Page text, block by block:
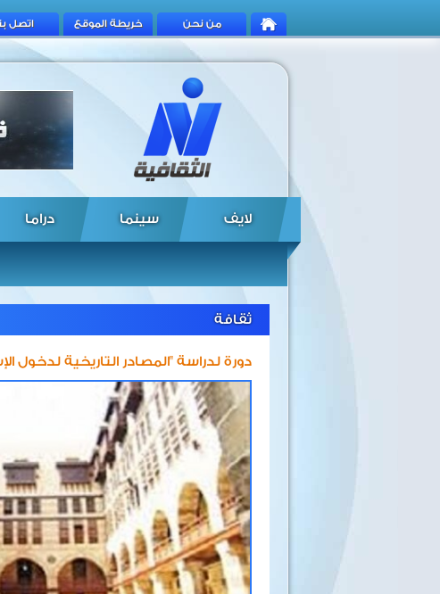
من نحن خريطة الموقع اتصل
لايف سينما دراما
ثقافة
دورة لدراسة "المصادر التاريخية لدخول